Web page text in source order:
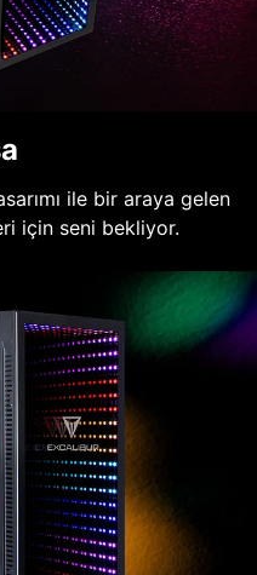
ile bir araya gelen
için seni bekliyor.